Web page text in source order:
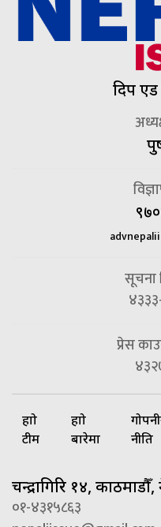
दिप एड
सूचना
प्रेस
हाम्रो
टीम
हाम्रो
बारेमा
नीति
चन्द्रागिरि १४,
०१-४३१५८६३